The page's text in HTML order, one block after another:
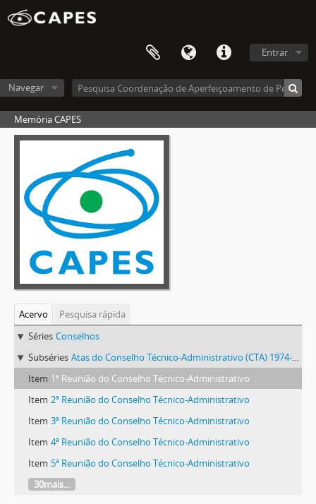
Entrar
Navegar
Memória CAPES
Acervo
Pesquisa rápida
Séries Conselhos
Subséries Atas do Conselho Técnico-Administrativo (CTA) 1974-1981
Item 1ª Reunião do Conselho Técnico-Administrativo
Item 2ª Reunião do Conselho Técnico-Administrativo
Item 3ª Reunião do Conselho Técnico-Administrativo
Item 4ª Reunião do Conselho Técnico-Administrativo
Item 5ª Reunião do Conselho Técnico-Administrativo
30mais...